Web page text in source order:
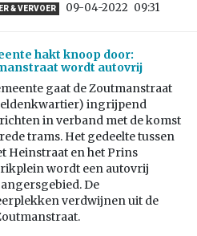
& VERVOER 09-04-2022 09:31
hakt knoop door:
wordt autovrij
gaat de Zoutmanstraat
ingrijpend
in verband met de komst
trams. Het gedeelte tussen
Heinstraat en het Prins
wordt een autovrij
De
verdwijnen uit de